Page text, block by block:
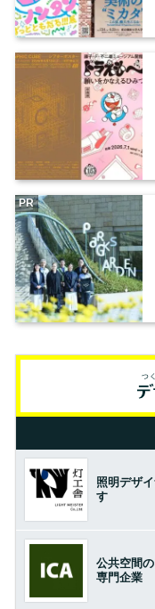
PR
照明デザ
す
公共空間
専門企業